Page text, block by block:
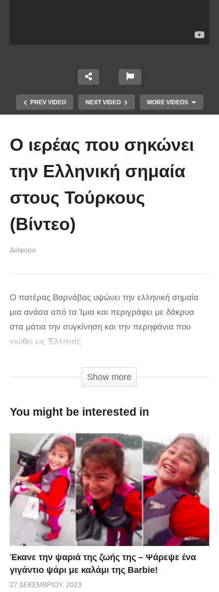
PREV VIDEO NEXT VIDEO MORE VIDEOS
άτυχη μέρα στη δουλειά
Ο ιερέας που σηκώνει
την Ελληνική σημαία
στους Τούρκους
(Βίντεο)
Διάφορα
Ο πατέρας Βαρνάβας υψώνει την ελληνική σημαία
μια ανάσα από τα Ίμια και περιγράφει με δάκρυα
στα μάτια την συγκίνηση και την περηφάνια που
νιώθει ως Έλληνας.
gorganews.gr
Show more
You might be interested in
Έκανε την ψαριά της ζωής της – Ψάρεψε ένα
γιγάντιο ψάρι με καλάμι της Barbie!
27 ΔΕΚΕΜΒΡΊΟΥ, 2023